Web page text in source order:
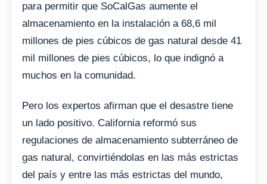
para permitir que SoCalGas aumente el
almacenamiento en la instalación a 68,6 mil
millones de pies cúbicos de gas natural desde 41
mil millones de pies cúbicos, lo que indignó a
muchos en la comunidad.
Pero los expertos afirman que el desastre tiene
un lado positivo. California reformó sus
regulaciones de almacenamiento subterráneo de
gas natural, convirtiéndolas en las más estrictas
del país y entre las más estrictas del mundo,